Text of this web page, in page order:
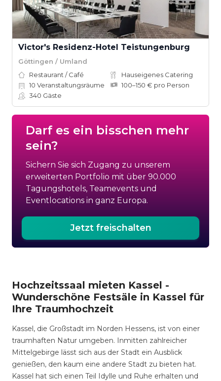
Victor's Residenz-Hotel Teistungenburg
Göttingen / Umland
Restaurant / Café
Hauseigenes Catering
10 Veranstaltungsräume
100–150 € pro Person
340 Gäste
Darf es ein bisschen mehr
sein?
Sichern Sie sich Zugang zu unserem
erweiterten Portfolio mit über 90.000
Tagungshotels, Teamevents und
Eventlocations in ganz Europa.
Jetzt freischalten
Hochzeitssaal mieten Kassel -
Wunderschöne Festsäle in Kassel für
Ihre Traumhochzeit
Kassel, die Großstadt im Norden Hessens, ist von einer
traumhaften Natur umgeben. Inmitten zahlreicher
Mittelgebirge lässt sich aus der Stadt ein Ausblick
genießen, den kaum eine andere Stadt zu bieten hat.
Kassel hat sich einen Teil Idylle und Ruhe erhalten und